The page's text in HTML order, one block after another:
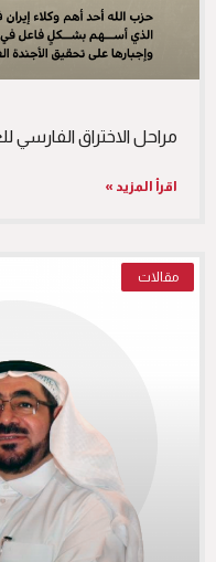
مراحل الاختراق الفارسي
اقرأ المزيد »
مقالات